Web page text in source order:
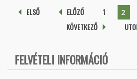
Pages
ELSŐ ELŐZŐ 1 2
KÖVETKEZŐ
FELVÉTELI INFORMÁCIÓ